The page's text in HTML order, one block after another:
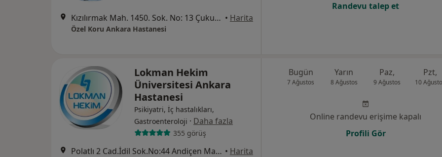
Kızılırmak Mah. 1450. Sok. No: 13 Çukurambar, Ankara • Harita
Özel Koru Ankara Hastanesi
Randevu talep et
Lokman Hekim
Üniversitesi Ankara
Hastanesi
Psikiyatri, İç hastalıkları,
Gastroenteroloji · Daha fazla
355 görüş
Polatlı 2 Cad.İdil Sok.No:44 Andiçen Mah., Sincan • Harita
Bugün
7 Ağustos
Yarın
8 Ağustos
Paz,
9 Ağustos
Pzt,
10
Online randevu erişime kapalı
Profili Gör